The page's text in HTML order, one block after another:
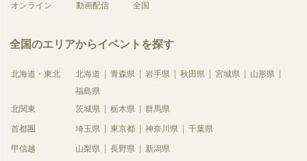
オンライン 動画配信 全国
全国のエリアからイベントを探す
北海道・東北 北海道 青森県 岩手県 秋田県 宮城県
山形県
福島県
北関東
茨城県 栃木県 群馬県
首都圏 埼玉県 東京都 神奈川県 千葉県
甲信越 山梨県 長野県 新潟県